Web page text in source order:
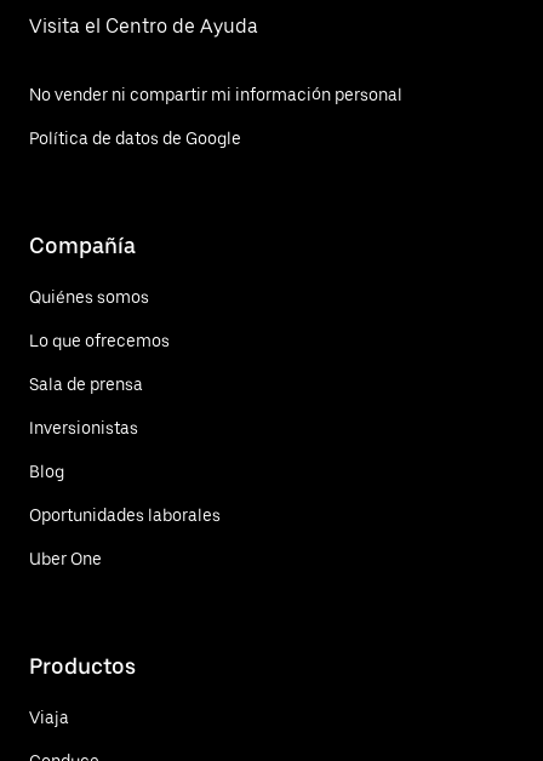
Visita el Centro de Ayuda
No vender ni compartir mi información personal
Política de datos de Google
Compañía
Quiénes somos
Lo que ofrecemos
Sala de prensa
Inversionistas
Blog
Oportunidades laborales
Uber One
Productos
Viaja